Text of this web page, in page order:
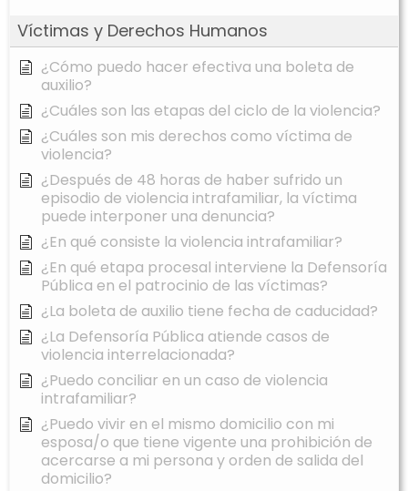
Víctimas y Derechos Humanos
¿Cómo puedo hacer efectiva una boleta de
auxilio?
¿Cuáles son las etapas del ciclo de la violencia?
¿Cuáles son mis derechos como víctima de
violencia?
¿Después de 48 horas de haber sufrido un
episodio de violencia intrafamiliar, la víctima
puede interponer una denuncia?
¿En qué consiste la violencia intrafamiliar?
¿En qué etapa procesal interviene la Defensoría
Pública en el patrocinio de las víctimas?
¿La boleta de auxilio tiene fecha de caducidad?
¿La Defensoría Pública atiende casos de
violencia interrelacionada?
¿Puedo conciliar en un caso de violencia
intrafamiliar?
¿Puedo vivir en el mismo domicilio con mi
esposa/o que tiene vigente una prohibición de
acercarse a mi persona y orden de salida del
domicilio?